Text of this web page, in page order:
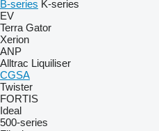
B-series K-series
EV
Terra Gator
Xerion
ANP
Alltrac Liquiliser
CGSA
Twister
FORTIS
Ideal
500-series